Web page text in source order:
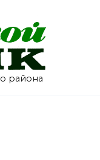
района